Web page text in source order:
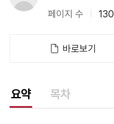
페이지 수
130
바로보기
요약 목차